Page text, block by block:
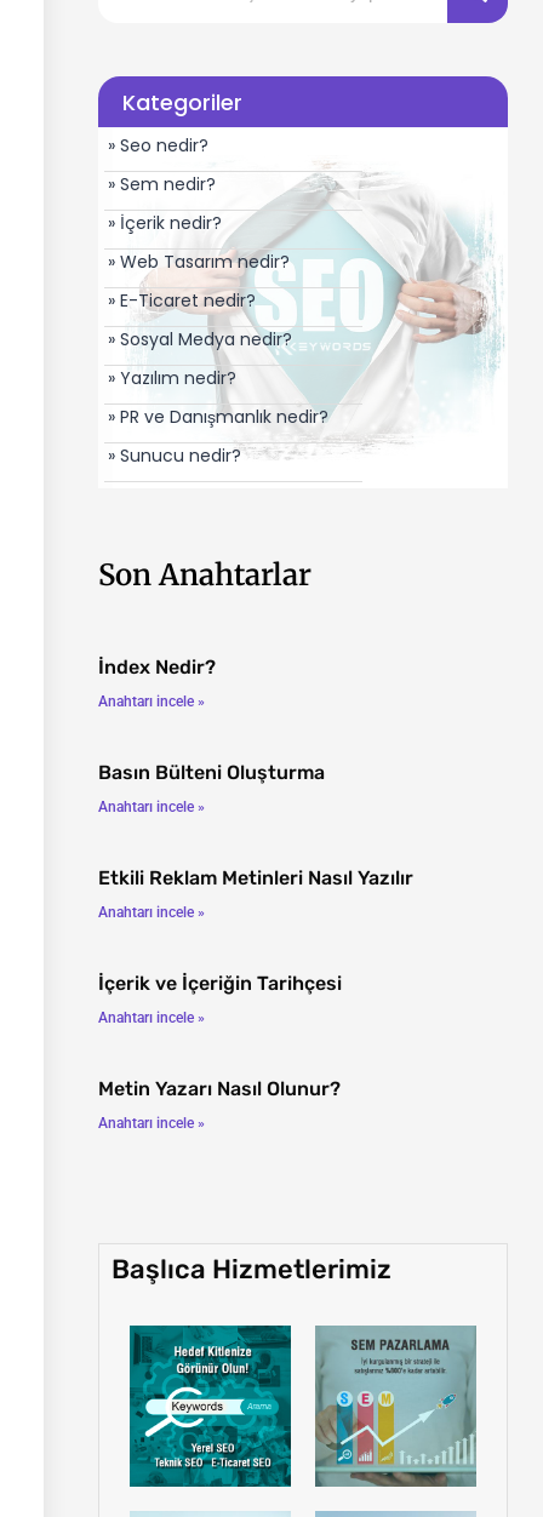
Kategoriler
» Seo nedir?
» Sem nedir?
» İçerik nedir?
» Web Tasarım nedir?
» E-Ticaret nedir?
» Sosyal Medya nedir?
» Yazılım nedir?
» PR ve Danışmanlık nedir?
» Sunucu nedir?
Son Anahtarlar
İndex Nedir?
Anahtarı incele »
Basın Bülteni Oluşturma
Anahtarı incele »
Etkili Reklam Metinleri Nasıl Yazılır
Anahtarı incele »
İçerik ve İçeriğin Tarihçesi
Anahtarı incele »
Metin Yazarı Nasıl Olunur?
Anahtarı incele »
Başlıca Hizmetlerimiz